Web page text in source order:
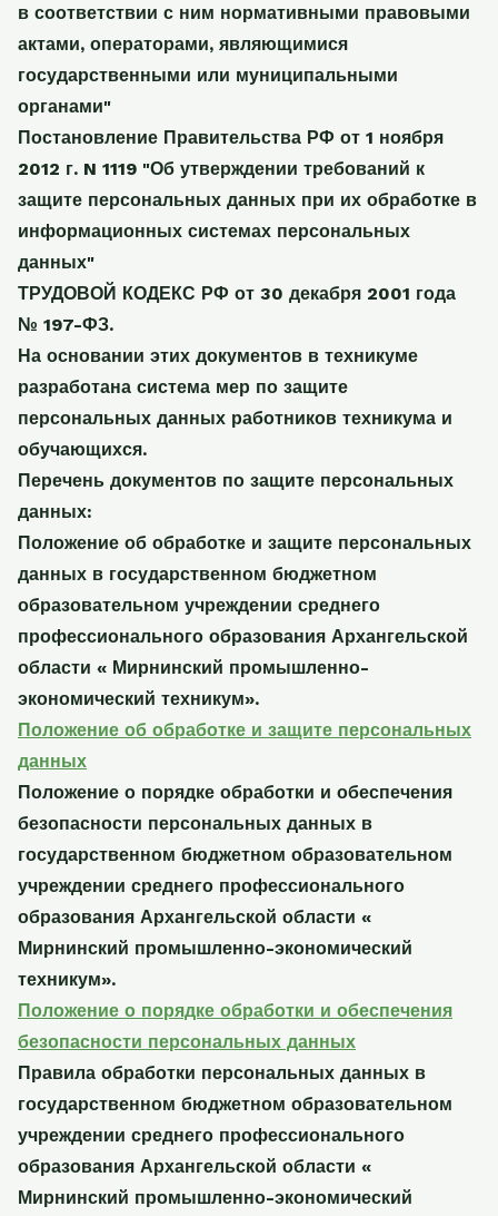
в соответствии с ним нормативными правовыми
актами, операторами, являющимися
государственными или муниципальными
органами"
Постановление Правительства РФ от 1 ноября
2012 г. N 1119 "Об утверждении требований к
защите персональных данных при их обработке в
информационных системах персональных
данных"
ТРУДОВОЙ КОДЕКС РФ от 30 декабря 2001 года
№ 197-ФЗ.
На основании этих документов в техникуме
разработана система мер по защите
персональных данных работников техникума и
обучающихся.
Перечень документов по защите персональных
данных:
Положение об обработке и защите персональных
данных в государственном бюджетном
образовательном учреждении среднего
профессионального образования Архангельской
области « Мирнинский промышленно-
экономический техникум».
Положение об обработке и защите персональных
данных
Положение о порядке обработки и обеспечения
безопасности персональных данных в
государственном бюджетном образовательном
учреждении среднего профессионального
образования Архангельской области «
Мирнинский промышленно-экономический
техникум».
Положение о порядке обработки и обеспечения
безопасности персональных данных
Правила обработки персональных данных в
государственном бюджетном образовательном
учреждении среднего профессионального
образования Архангельской области «
Мирнинский промышленно-экономический